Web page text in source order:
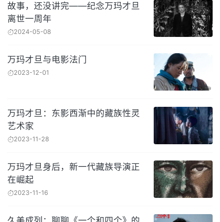
故事，还没讲完——纪念万玛才旦
离世一周年
2024-05-08
万玛才旦与电影法门
2023-12-01
万玛才旦：东影西渐中的藏族性灵
艺术家
2023-11-28
万玛才旦身后，新一代藏族导演正
在崛起
2023-11-16